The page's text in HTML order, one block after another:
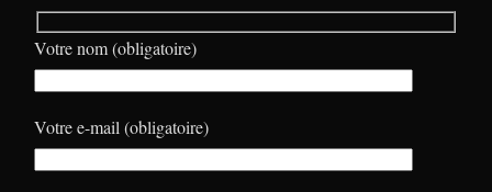
Votre nom (obligatoire)
Votre e-mail (obligatoire)